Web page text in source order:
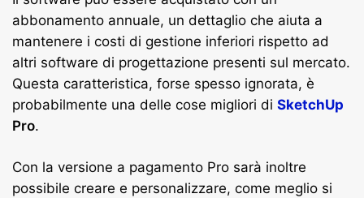
abbonamento annuale, un dettaglio che aiuta a
mantenere i costi di gestione inferiori rispetto ad
altri software di progettazione presenti sul mercato.
Questa caratteristica, forse spesso ignorata, è
probabilmente una delle cose migliori di SketchUp
Pro.
Con la versione a pagamento Pro sarà inoltre
possibile creare e personalizzare, come meglio si